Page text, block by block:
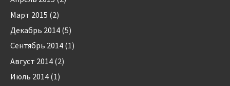
Март 2015 (2)
Декабрь 2014 (5)
Сентябрь 2014 (1)
Август 2014 (2)
Июль 2014 (1)